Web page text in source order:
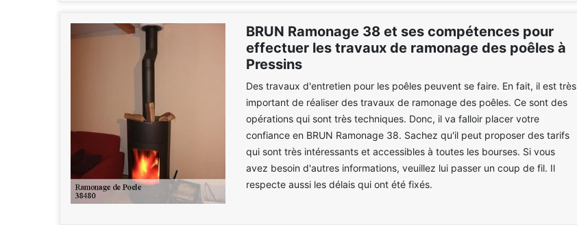
BRUN Ramonage 38 et ses compétences pour
effectuer les travaux de ramonage des poêles à
Pressins
Des travaux d'entretien pour les poêles peuvent se faire. En fait, il est très
important de réaliser des travaux de ramonage des poêles. Ce sont des
opérations qui sont très techniques. Donc, il va falloir placer votre
confiance en BRUN Ramonage 38. Sachez qu'il peut proposer des tarifs
qui sont très intéressants et accessibles à toutes les bourses. Si vous
avez besoin d'autres informations, veuillez lui passer un coup de fil. Il
respecte aussi les délais qui ont été fixés.